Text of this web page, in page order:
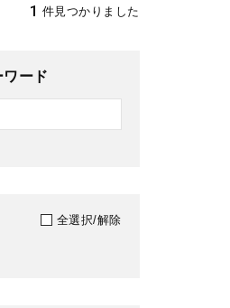
1 件見つかりました
ード
全選択/解除